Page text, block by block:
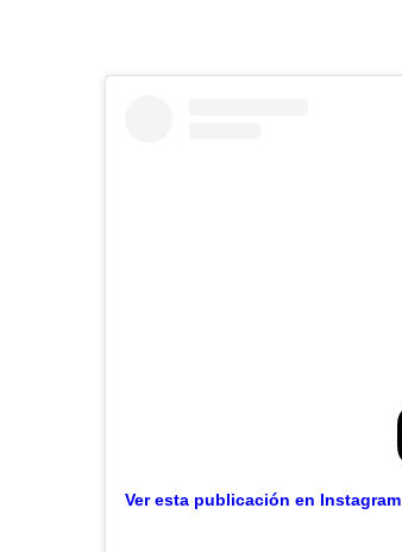
Ver esta publicación en Instagram